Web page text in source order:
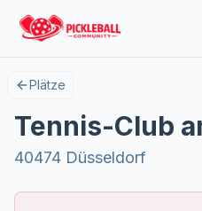
Plätze
Tennis-Club
40474 Düsseldorf